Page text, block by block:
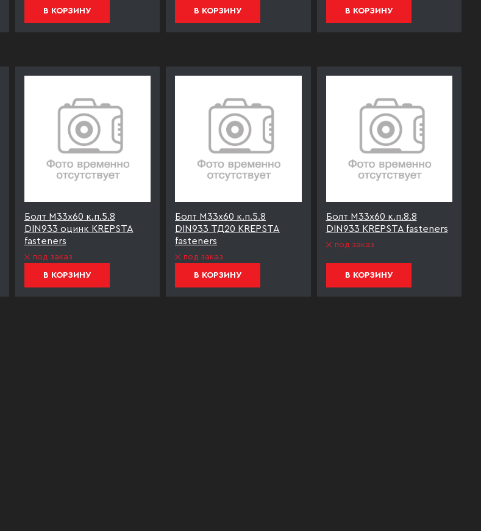
В КОРЗИНУ В КОРЗИНУ В КОРЗИНУ
Болт М33х60 к.п.5.8
DIN933 оцинк KREPSTA
fasteners
под заказ
В КОРЗИНУ
Болт М33х60 к.п.5.8
DIN933 ТД20 KREPSTA
fasteners
под заказ
В КОРЗИНУ
Болт М33х60 к.п.8.8
DIN933 KREPSTA fasteners
под заказ
В КОРЗИНУ